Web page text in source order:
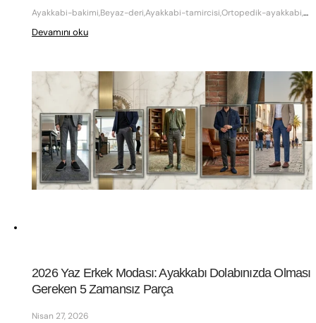
Ayakkabi-bakimi,Beyaz-deri,Ayakkabi-tamircisi,Ortopedik-ayakkabi,Makosen-ayakkabi,Özel-tasarim
Devamını oku
2026 Yaz Erkek Modası: Ayakkabı Dolabınızda Olması
Gereken 5 Zamansız Parça
Nisan 27, 2026